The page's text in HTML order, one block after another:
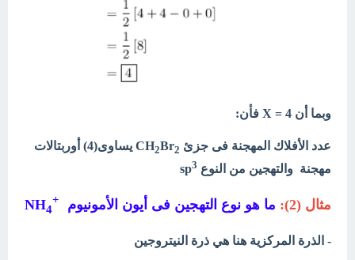
وبما أن X = 4 فأن:
عدد الأفلاك المهجنة فى جزئ CH 2Br2
يساوى(4) أوربتالات
مهجنة والتهجين من النوع sp 3
مثال (2): ما هو نوع التهجين فى أيون الأمونيوم +
NH4
- الذرة المركزية هنا هي ذرة النيتروجين